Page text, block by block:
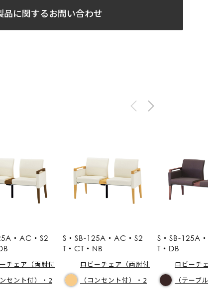
品に関するお問い合わせ
・AC・S2
チェア（両肘付
ンセント付）・2
S・SB-125A・AC・S2
T・CT・NB
ロビーチェア（両肘付
（コンセント付）・2
S・SB-125A・AC
T・DB
ロビーチェア
（テーブル付